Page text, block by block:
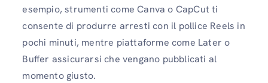
esempio, strumenti come Canva o CapCut ti
consente di produrre arresti con il pollice Reels in
pochi minuti, mentre piattaforme come Later o
Buffer assicurarsi che vengano pubblicati al
momento giusto.